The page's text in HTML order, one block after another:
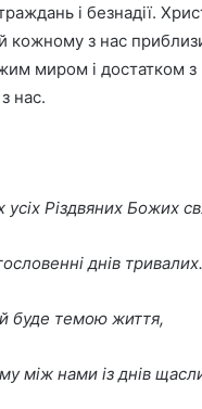
і безнадії.
кожному з нас
миром і достатком з
нас.
Різдвяних Божих
днів тривалих.
буде темою життя,
між нами із днів